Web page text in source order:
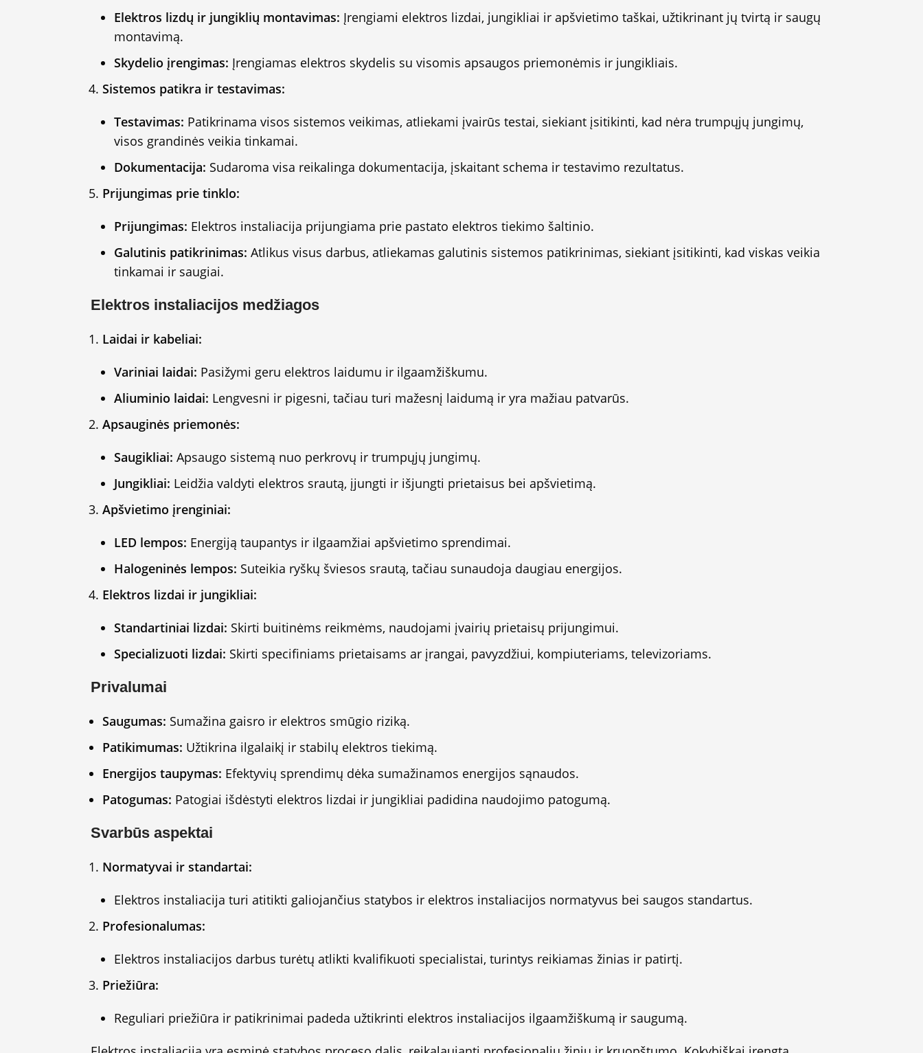
Elektros lizdų ir jungiklių montavimas: Įrengiami elektros lizdai, jungikliai ir apšvietimo taškai, užtikrinant jų tvirtą ir saugų
montavimą.
Skydelio įrengimas: Įrengiamas elektros skydelis su visomis apsaugos priemonėmis ir jungikliais.
Sistemos patikra ir testavimas:
Testavimas: Patikrinama visos sistemos veikimas, atliekami įvairūs testai, siekiant įsitikinti, kad nėra trumpųjų jungimų,
visos grandinės veikia tinkamai.
Dokumentacija: Sudaroma visa reikalinga dokumentacija, įskaitant schema ir testavimo rezultatus.
Prijungimas prie tinklo:
Prijungimas: Elektros instaliacija prijungiama prie pastato elektros tiekimo šaltinio.
Galutinis patikrinimas: Atlikus visus darbus, atliekamas galutinis sistemos patikrinimas, siekiant įsitikinti, kad viskas veikia
tinkamai ir saugiai.
Elektros instaliacijos medžiagos
Laidai ir kabeliai:
Variniai laidai: Pasižymi geru elektros laidumu ir ilgaamžiškumu.
Aliuminio laidai: Lengvesni ir pigesni, tačiau turi mažesnį laidumą ir yra mažiau patvarūs.
Apsauginės priemonės:
Saugikliai: Apsaugo sistemą nuo perkrovų ir trumpųjų jungimų.
Jungikliai: Leidžia valdyti elektros srautą, įjungti ir išjungti prietaisus bei apšvietimą.
Apšvietimo įrenginiai:
LED lempos: Energiją taupantys ir ilgaamžiai apšvietimo sprendimai.
Halogeninės lempos: Suteikia ryškų šviesos srautą, tačiau sunaudoja daugiau energijos.
Elektros lizdai ir jungikliai:
Standartiniai lizdai: Skirti buitinėms reikmėms, naudojami įvairių prietaisų prijungimui.
Specializuoti lizdai: Skirti specifiniams prietaisams ar įrangai, pavyzdžiui, kompiuteriams, televizoriams.
Privalumai
Saugumas: Sumažina gaisro ir elektros smūgio riziką.
Patikimumas: Užtikrina ilgalaikį ir stabilų elektros tiekimą.
Energijos taupymas: Efektyvių sprendimų dėka sumažinamos energijos sąnaudos.
Patogumas: Patogiai išdėstyti elektros lizdai ir jungikliai padidina naudojimo patogumą.
Svarbūs aspektai
Normatyvai ir standartai:
Elektros instaliacija turi atitikti galiojančius statybos ir elektros instaliacijos normatyvus bei saugos standartus.
Profesionalumas:
Elektros instaliacijos darbus turėtų atlikti kvalifikuoti specialistai, turintys reikiamas žinias ir patirtį.
Priežiūra:
Reguliari priežiūra ir patikrinimai padeda užtikrinti elektros instaliacijos ilgaamžiškumą ir saugumą.